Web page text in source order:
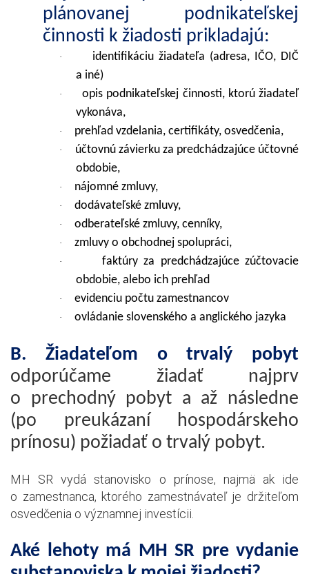
plánovanej podnikateľskej
činnosti k žiadosti prikladajú:
·
identifikáciu žiadateľa (adresa, IČO, DIČ
a iné)
·
opis podnikateľskej činnosti, ktorú žiadateľ
vykonáva,
· prehľad vzdelania, certifikáty, osvedčenia,
·
účtovnú závierku za predchádzajúce účtovné
obdobie,
· nájomné zmluvy,
· dodávateľské zmluvy,
· odberateľské zmluvy, cenníky,
· zmluvy o obchodnej spolupráci,
·
faktúry za predchádzajúce zúčtovacie
obdobie, alebo ich prehľad
· evidenciu počtu zamestnancov
· ovládanie slovenského a anglického jazyka
B. Žiadateľom o trvalý pobyt
odporúčame žiadať najprv
o prechodný pobyt a až následne
(po preukázaní hospodárskeho
prínosu) požiadať o trvalý pobyt.
MH SR vydá stanovisko o prínose, najmä ak ide
o zamestnanca, ktorého zamestnávateľ je držiteľom
osvedčenia o významnej investícii.
Aké lehoty má MH SR pre vydanie